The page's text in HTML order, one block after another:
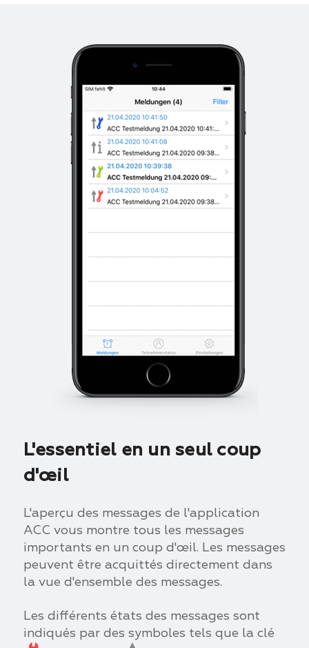
L'essentiel en un seul coup
d'œil
L'aperçu des messages de l'application
ACC vous montre tous les messages
importants en un coup d'œil. Les messages
peuvent être acquittés directement dans
la vue d'ensemble des messages.
Les différents états des messages sont
indiqués par des symboles tels que la clé